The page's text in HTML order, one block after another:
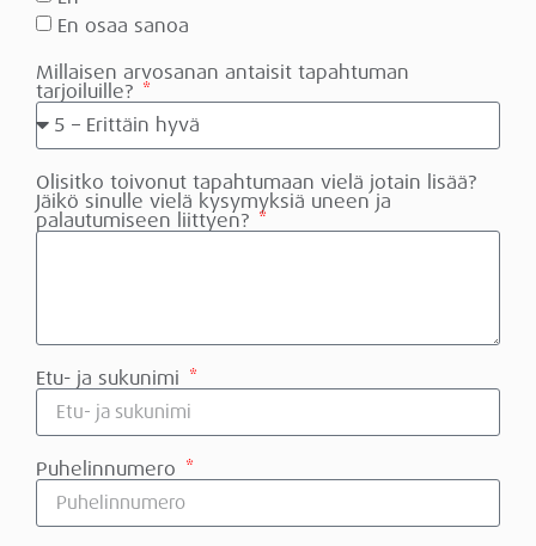
En osaa sanoa
Millaisen arvosanan antaisit tapahtuman
tarjoiluille?
Olisitko toivonut tapahtumaan vielä jotain lisää?
Jäikö sinulle vielä kysymyksiä uneen ja
palautumiseen liittyen?
Etu- ja sukunimi
Puhelinnumero